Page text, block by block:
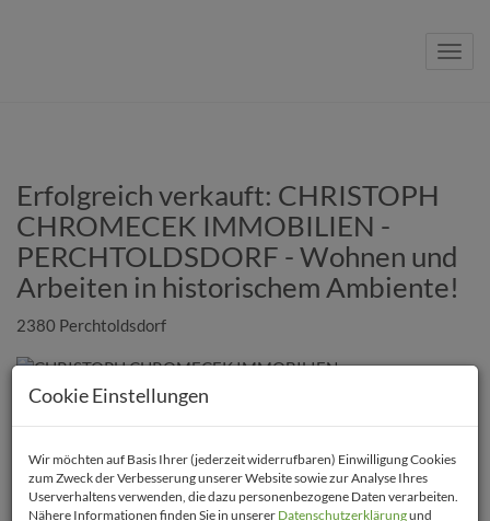
Erfolgreich verkauft: CHRISTOPH
CHROMECEK IMMOBILIEN -
PERCHTOLDSDORF - Wohnen und
Arbeiten in historischem Ambiente!
2380 Perchtoldsdorf
Cookie Einstellungen
Wir möchten auf Basis Ihrer (jederzeit widerrufbaren) Einwilligung Cookies
zum Zweck der Verbesserung unserer Website sowie zur Analyse Ihres
Userverhaltens verwenden, die dazu personenbezogene Daten verarbeiten.
Nähere Informationen finden Sie in unserer Datenschutzerklärungund